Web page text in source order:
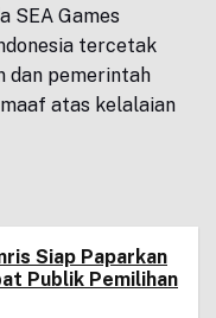
SEA Games
tercetak
dan pemerintah
atas kelalaian
Siap Paparkan
Publik Pemilihan